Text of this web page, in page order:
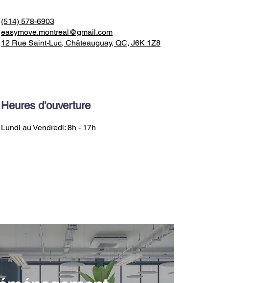
(514) 578-6903
easymove.montreal@gmail.com
12 Rue Saint-Luc, Châteauguay, QC, J6K 1Z8
Heures d'ouverture
Lundi au Vendredi: 8h - 17h